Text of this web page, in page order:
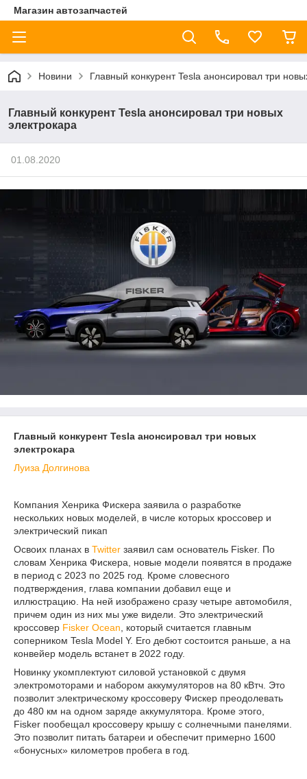
Магазин автозапчастей
Новини Главный конкурент Tesla анонсировал три
Главный конкурент Tesla анонсировал три новых
электрокара
01.08.2020
Главный конкурент Tesla анонсировал три новых
электрокара
Луиза Долгинова
Компания Хенрика Фискера заявила о разработке
нескольких новых моделей, в числе которых кроссовер и
электрический пикап
Освоих планах в Twitter заявил сам основатель Fisker. По
словам Хенрика Фискера, новые модели появятся в продаже
в период с 2023 по 2025 год. Кроме словесного
подтверждения, глава компании добавил еще и
иллюстрацию. На ней изображено сразу четыре автомобиля,
причем один из них мы уже видели. Это электрический
кроссовер Fisker Ocean , который считается главным
соперником Tesla Model Y. Его дебют состоится раньше, а на
конвейер модель встанет в 2022 году.
Новинку укомплектуют силовой установкой с двумя
электромоторами и набором аккумуляторов на 80 кВтч. Это
позволит электрическому кроссоверу Фискер преодолевать
до 480 км на одном заряде аккумулятора. Кроме этого,
Fisker пообещал кроссоверу крышу с солнечными панелями.
Это позволит питать батареи и обеспечит примерно 1600
«бонусных» километров пробега в год.